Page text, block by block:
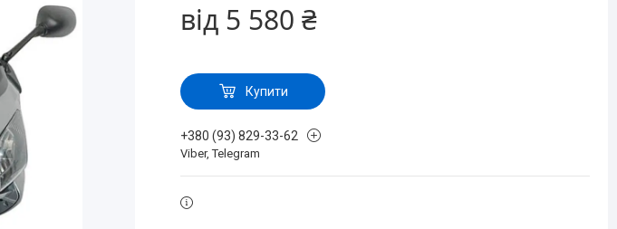
від 5 580 ₴
Купити
+380 (93) 829-33-62
Viber, Telegram